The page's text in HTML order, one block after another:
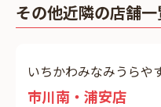
その他近隣の店舗
いちかわみなみうらや
市川南・浦安店